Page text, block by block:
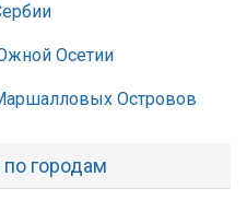
Осетии
Островов
городам